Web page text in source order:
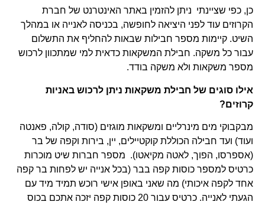
כן, כפי שציינתי ניתן להזמין באתר האינטרנט של חברת
הקרוזים עוד לפני היציאה לחופשה, בכניסה לאנייה או במהלך
השיט. קיימות מספר חבילות שבאות להחליף את התשלום
עבור כל משקה. חבילת המשקאות כדאית למי שמתכוון לרכוש
מספר משקאות ולא משקה בודד.
אילו סוגים של חבילת משקאות ניתן לרכוש באניות
קרוזים?
מבקבוקי מים מינרליים ומשקאות מוגזים (סודה, קולה, פאנטה
ועוד) ועד חבילה הכוללת קוקטיילים, יין, בירות וקפה של בר
(אספרסו, הפוך, לאטה מקיאטו). מספר חברות שיט מוכרות
כרטיס למספר כוסות קפה בבר (בכל אנייה יש לפחות בר קפה
אחד לקפה איכותי) מה שאני באופן אישי רוכש תמיד מיד עם
הגעתי לאנייה. כרטיס עבור 20 כוסות קפה יזכה אתכם בכוס